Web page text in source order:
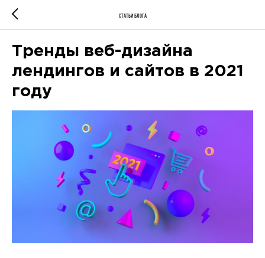
Статьи блога
Тренды веб-дизайна
лендингов и сайтов в 2021
году